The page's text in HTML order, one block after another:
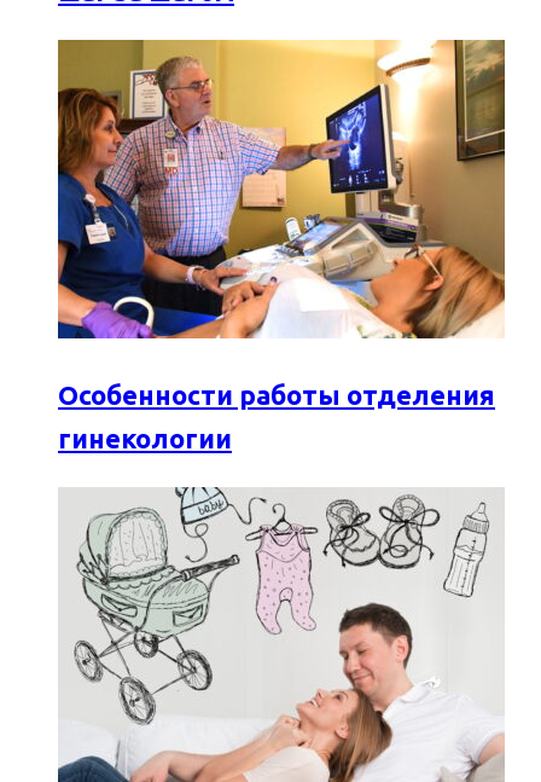
Особенности работы отделения
гинекологии